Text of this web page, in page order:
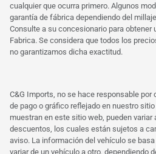
cualquier que ocurra primero. Algunos
garantía de fábrica dependiendo del
Consulte a su concesionario para obtener
Fabrica. Se considera que todos los
no garantizamos dicha exactitud.
C&G Imports, no se hace responsable por
de pago o gráfico reflejado en nuestro
muestran en este sitio web, pueden
descuentos, los cuales están sujetos a
aviso. La información del vehículo se
variar de un vehículo a otro, dependiendo